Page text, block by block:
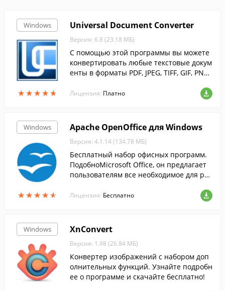
Windows
★★★★★
★★★★★
Universal Document Converter
Версия: 6.8 (23.18 МБ)
С помощью этой программы вы можете
конвертировать любые текстовые докум
енты в форматы PDF, JPEG, TIFF, GIF, PNG
Лицензия: Платно
Windows
★★★★★
★★★★★
Apache OpenOffice для Windows
Версия: 4.1.14 (134.78 МБ)
Бесплатный набор офисных программ.
ПодобноMicrosoft Office, он предлагает
пользователям все необходимое для раб
Лицензия: Бесплатно
Windows XnConvert
Версия: 1.98 (26.84 МБ)
Конвертер изображений с набором доп
олнительных функций. Узнайте подробн
ее о программе и скачайте бесплатно!